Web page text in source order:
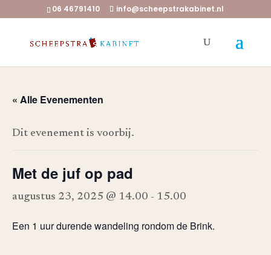
06 46791410 info@scheepstrakabinet.nl
« Alle Evenementen
Dit evenement is voorbij.
Met de juf op pad
augustus 23, 2025 @ 14.00 - 15.00
Een 1 uur durende wandeling rondom de Brink.